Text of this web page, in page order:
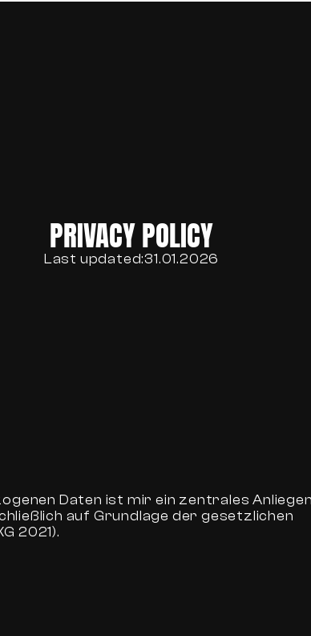
Datenschutzerklärung
PRIVACY POLICY
Last updated:31.01.2026
Daten ist mir ein zentrales
auf Grundlage der gesetzlichen
2021).